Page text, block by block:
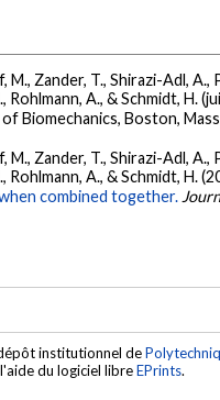
Zander, T., Shirazi-Adl, A.,
Rohlmann, A., & Schmidt, H.
Biomechanics, Boston,
Zander, T., Shirazi-Adl, A.,
Rohlmann, A., & Schmidt, H.
combined together.
institutionnel de
du logiciel libreEPrints.